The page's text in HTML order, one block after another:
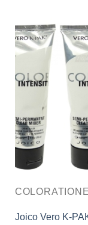
Joico Vero K-